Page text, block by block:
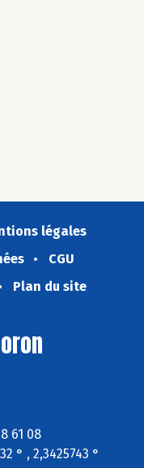
légales
CGU
Plan du site
61 08
° , 2,3425743 °